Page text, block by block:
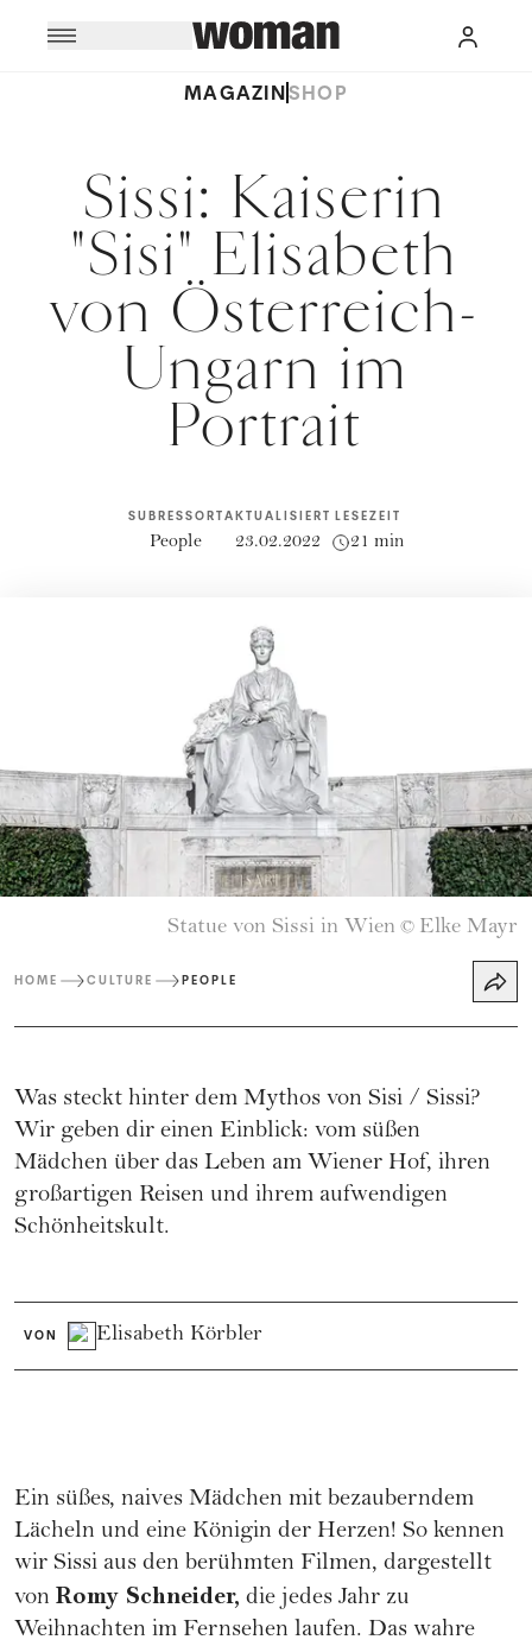
MAGAZINSHOP
Sissi: Kaiserin
"Sisi" Elisabeth
von Österreich-
Ungarn im
Portrait
SUBRESSORT
People
AKTUALISIERT
23.02.2022
LESEZEIT
21 min
Statue von Sissi in Wien © Elke Mayr
HOME CULTURE PEOPLE
Was steckt hinter dem Mythos von Sisi / Sissi?
Wir geben dir einen Einblick: vom süßen
Mädchen über das Leben am Wiener Hof, ihren
großartigen Reisen und ihrem aufwendigen
Schönheitskult.
VON Elisabeth Körbler
Ein süßes, naives Mädchen mit bezauberndem
Lächeln und eine Königin der Herzen! So kennen
wir Sissi aus den berühmten Filmen, dargestellt
von Romy Schneider, die jedes Jahr zu
Weihnachten im Fernsehen laufen. Das wahre